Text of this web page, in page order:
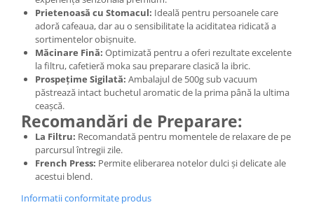
Prietenoasă cu Stomacul: Ideală pentru persoanele care
adoră cafeaua, dar au o sensibilitate la aciditatea ridicată a
sortimentelor obișnuite.
Măcinare Fină: Optimizată pentru a oferi rezultate excelente
la filtru, cafetieră moka sau preparare clasică la ibric.
Prospețime Sigilată: Ambalajul de 500g sub vacuum
păstrează intact buchetul aromatic de la prima până la ultima
ceașcă.
Recomandări de Preparare:
La Filtru: Recomandată pentru momentele de relaxare de pe
parcursul întregii zile.
French Press: Permite eliberarea notelor dulci și delicate ale
acestui blend.
Informatii conformitate produs